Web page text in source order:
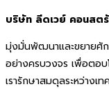
บริษัท ลีดเวย์ คอนสต
มุ่งมั่นพัฒนาและขยายศั
อย่างครบวงจร เพื่อตอ
เรารักษาสมดุลระหว่าง